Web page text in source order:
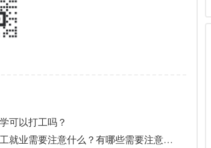
可以打工吗？
就业需要注意什么？有哪些需要注意的？